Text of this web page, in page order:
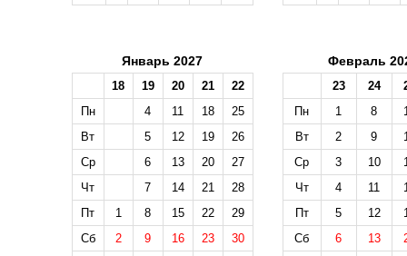
Январь 2027
18 19 20 21
22
Пн
4 11 18
25
Вт
5 12 19
26
Ср
6 13 20
27
Чт
7 14 21
28
Пт
1 8 15 22
29
Сб
2 9 16 23
30
Февраль
23 24
Пн
1 8
Вт
2 9
Ср
3 10
Чт
4 11
Пт
5 12
Сб
6 13